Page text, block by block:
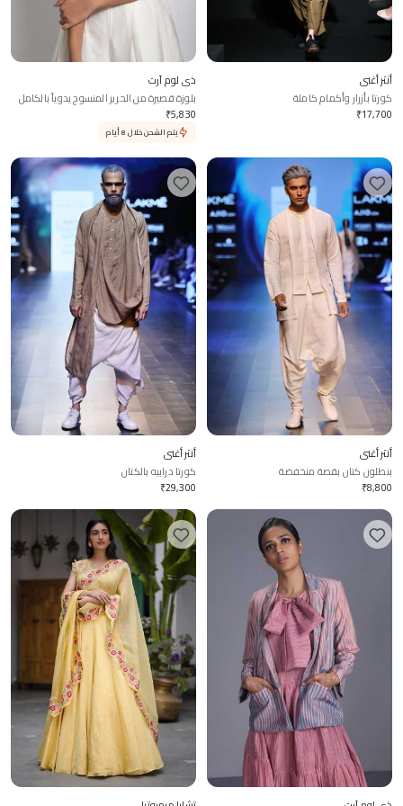
أنتر أغني
كورتا بأزرار وأكمام كاملة
₹17,700
ذي لوم آرت
بلوزة قصيرة من الحرير المنسوج يدوياً بالكامل
بأسلوب شيبوري
₹5,830
يتم الشحن خلال 8 أيام
أنتر أغني
بنطلون كتان بقصة منخفضة
₹8,800
أنتر أغني
كورتا درابيه بالكتان
₹29,300